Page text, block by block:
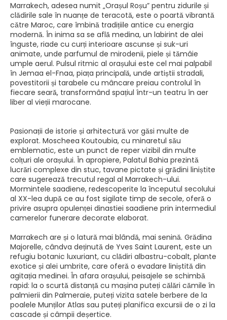
Marrakech, adesea numit „Orașul Roșu” pentru zidurile și
clădirile sale în nuanțe de teracotă, este o poartă vibrantă
către Maroc, care îmbină tradițiile antice cu energia
modernă. În inima sa se află medina, un labirint de alei
înguste, riade cu curți interioare ascunse și suk-uri
animate, unde parfumul de mirodenii, piele și tămâie
umple aerul. Pulsul ritmic al orașului este cel mai palpabil
în Jemaa el-Fnaa, piața principală, unde artiștii stradali,
povestitorii și tarabele cu mâncare preiau controlul în
fiecare seară, transformând spațiul într-un teatru în aer
liber al vieții marocane.
Pasionații de istorie și arhitectură vor găsi multe de
explorat. Moscheea Koutoubia, cu minaretul său
emblematic, este un punct de reper vizibil din multe
colțuri ale orașului. În apropiere, Palatul Bahia prezintă
lucrări complexe din stuc, tavane pictate și grădini liniștite
care sugerează trecutul regal al Marrakech-ului.
Mormintele saadiene, redescoperite la începutul secolului
al XX-lea după ce au fost sigilate timp de secole, oferă o
privire asupra opulenței dinastiei saadiene prin intermediul
camerelor funerare decorate elaborat.
Marrakech are și o latură mai blândă, mai senină. Grădina
Majorelle, cândva deținută de Yves Saint Laurent, este un
refugiu botanic luxuriant, cu clădiri albastru-cobalt, plante
exotice și alei umbrite, care oferă o evadare liniștită din
agitația medinei. În afara orașului, peisajele se schimbă
rapid: la o scurtă distanță cu mașina puteți călări cămile în
palmierii din Palmeraie, puteți vizita satele berbere de la
poalele Munților Atlas sau puteți planifica excursii de o zi la
cascade și câmpii deșertice.